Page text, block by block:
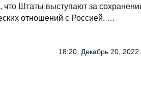
что Штаты выступают за
отношений с Россией. …
18:20, Декабрь 20,